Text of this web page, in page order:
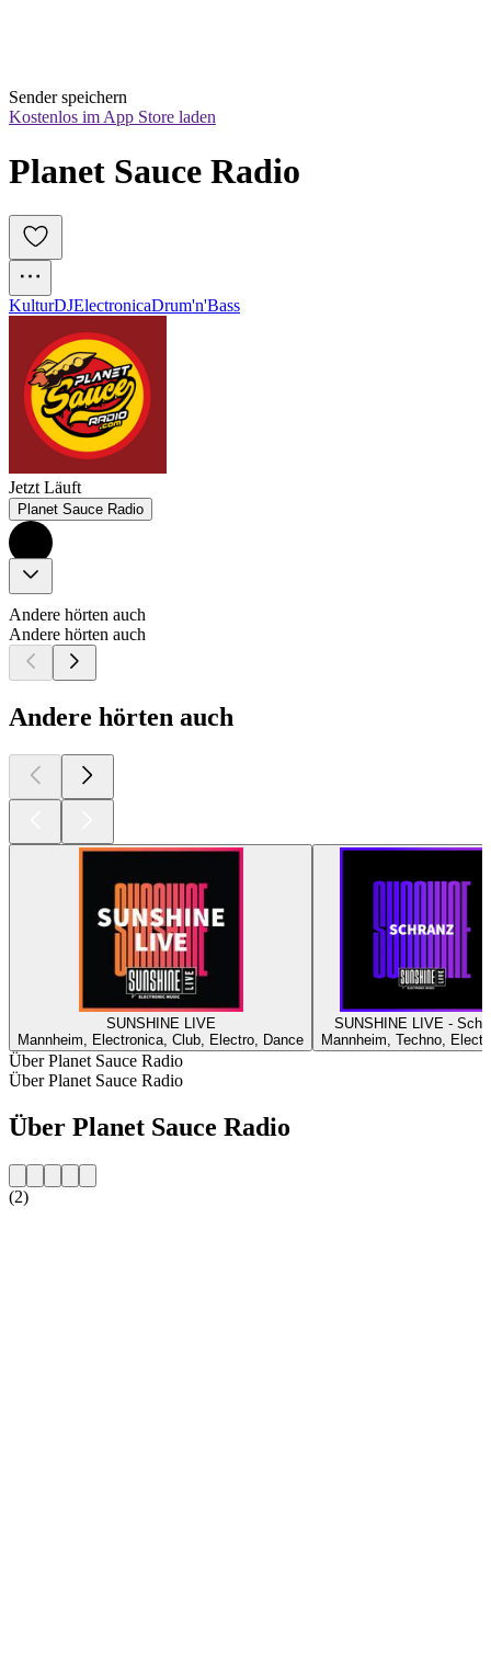
Sender speichern
Kostenlos im App Store laden
Planet Sauce Radio
KulturDJElectronicaDrum'n'Bass
Jetzt Läuft
Planet Sauce Radio
Andere hörten auch
Andere hörten auch
Andere hörten auch
SUNSHINE LIVE
Mannheim, Electronica, Club, Electro, Dance
SUNSHINE LIVE -
Mannheim, Techno,
Über Planet Sauce Radio
Über Planet Sauce Radio
Über Planet Sauce Radio
(2)